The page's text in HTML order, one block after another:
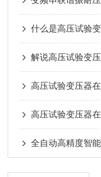
什么是高压试验
解说高压试验变
高压试验变压器
高压试验变压器
全自动高精度智